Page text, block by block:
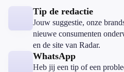
Tip de redactie
Jouw suggestie, onze
nieuwe consumenten
en de site van Radar.
WhatsApp
Heb jij een tip of een